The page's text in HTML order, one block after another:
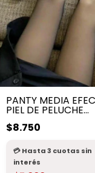
PANTY MEDIA
PIEL DE PELUCHE
$8.750